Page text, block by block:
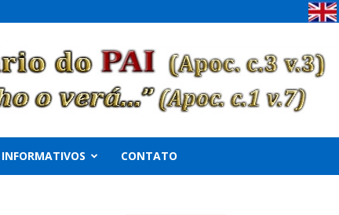
INFORMATIVOS CONTATO